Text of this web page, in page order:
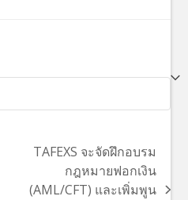
TAFEXS จะจัดฝึกอบรม
กฎหมายฟอกเงิน
(AML/CFT) และเพิ่มพูน